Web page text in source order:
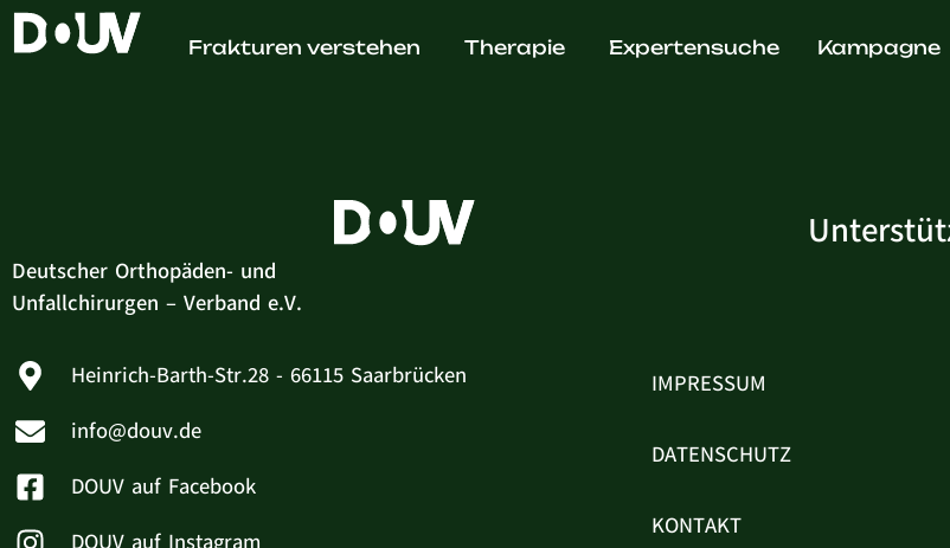
Frakturen verstehen Therapie Expertensuche Kampagne
Cristian-Ionut
Deutscher Orthopäden- und
Unfallchirurgen – Verband e.V.
Heinrich-Barth-Str.28 - 66115 Saarbrücken
info@douv.de
DOUV auf Facebook
IMPRESSUM
DATENSCHUTZ
KONTAKT